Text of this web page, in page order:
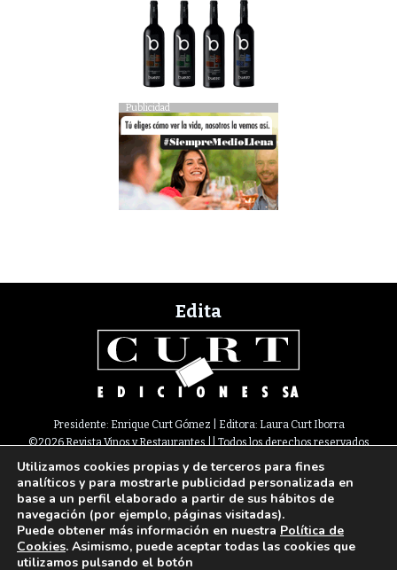
Publicidad
Edita
Presidente: Enrique Curt Gómez | Editora: Laura Curt Iborra
©2026 Revista Vinos y Restaurantes || Todos los derechos reservados
Newsletter Nota legal Política de Cookies Suscripción
Contacto
Paseo de Gracia, 63. 1º 2ª. 08008 Barcelona |933 180 101¦ Fax 933 183 505
Select Language ▼
Utilizamos cookies propias y de terceros para fines
analíticos y para mostrarle publicidad personalizada en
base a un perfil elaborado a partir de sus hábitos de
navegación (por ejemplo, páginas visitadas).
Puede obtener más información en nuestra Política de
Cookies. Asimismo, puede aceptar todas las cookies que
utilizamos pulsando el botón